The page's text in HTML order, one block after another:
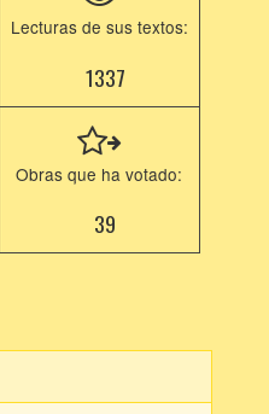
Lecturas de sus textos:
1337
Obras que ha votado:
39